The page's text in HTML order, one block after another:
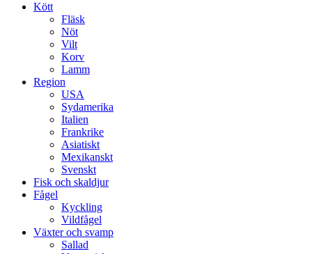
Kött
Fläsk
Nöt
Vilt
Korv
Lamm
Region
USA
Sydamerika
Italien
Frankrike
Asiatiskt
Mexikanskt
Svenskt
Fisk och skaldjur
Fågel
Kyckling
Vildfågel
Växter och svamp
Sallad